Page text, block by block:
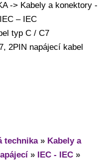
-> Kabely a konektory -
– IEC
typ C / C7
2PIN napájecí kabel
technika» Kabely a
» IEC - IEC »